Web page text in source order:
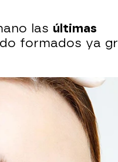
las últimas
formados ya